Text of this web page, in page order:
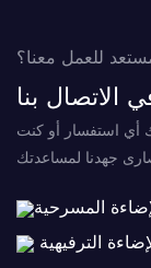
للعمل معنا؟
الاتصال بنا
أي استفسار أو كنت
المسرحية
الترفيهية